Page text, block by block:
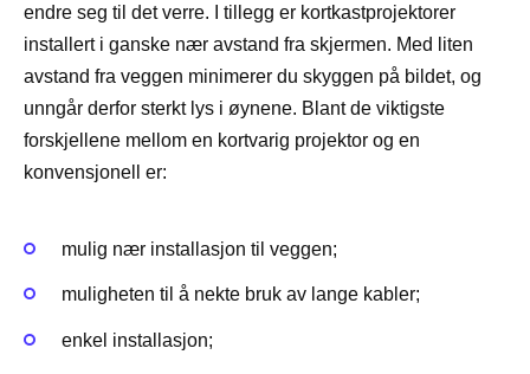
endre seg til det verre. I tillegg er kortkastprojektorer
installert i ganske nær avstand fra skjermen. Med liten
avstand fra veggen minimerer du skyggen på bildet, og
unngår derfor sterkt lys i øynene. Blant de viktigste
forskjellene mellom en kortvarig projektor og en
konvensjonell er:
mulig nær installasjon til veggen;
muligheten til å nekte bruk av lange kabler;
enkel installasjon;